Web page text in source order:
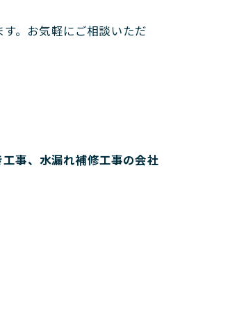
。お気軽にご相談いただ
事、水漏れ補修工事の会社